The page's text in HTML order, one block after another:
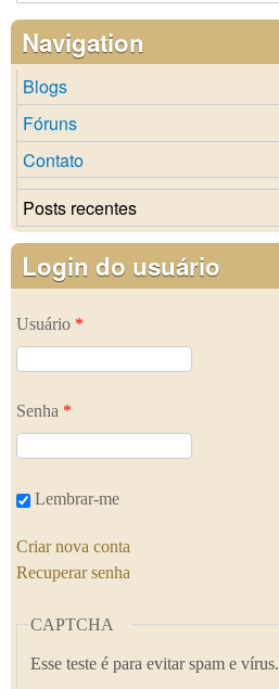
Navigation
Blogs
Fóruns
Contato
Posts recentes
Login do usuário
Usuário *
Senha *
Lembrar-me
Criar nova conta
Recuperar senha
CAPTCHA
Esse teste é para evitar spam e vírus.